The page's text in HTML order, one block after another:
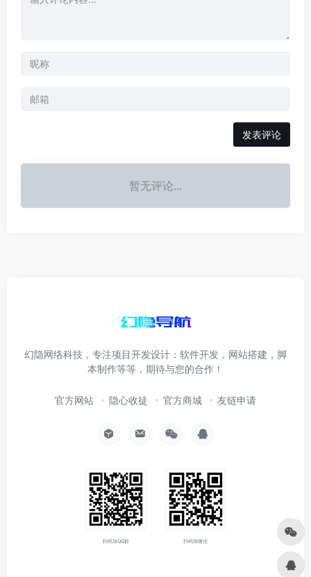
发表评论
暂无评论...
幻隐网络科技，专注项目开发设计：软件开发，网站搭建，脚
本制作等等，期待与您的合作！
官方网站 隐心收徒 官方商城 友链申请
扫码加QQ群 扫码加微信